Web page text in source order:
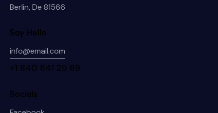
Berlin, De 81566
Say Hello
info@email.com
+1 840 841 25 69
Socials